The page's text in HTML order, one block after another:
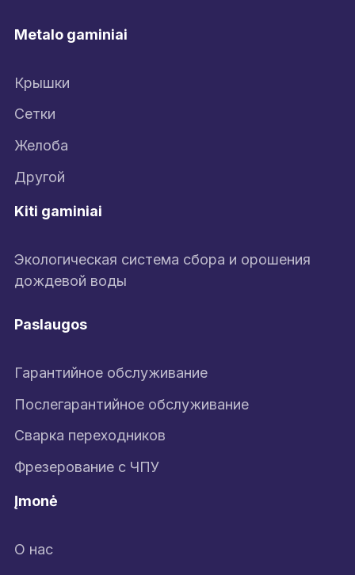
Metalo gaminiai
Крышки
Сетки
Желоба
Другой
Kiti gaminiai
Экологическая система сбора и орошения
дождевой воды
Paslaugos
Гарантийное обслуживание
Послегарантийное обслуживание
Сварка переходников
Фрезерование с ЧПУ
Įmonė
О нас